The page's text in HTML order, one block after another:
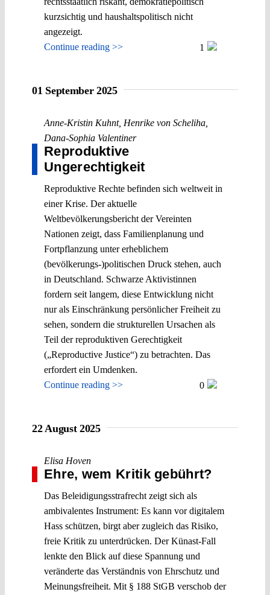
kurzsichtig und haushaltspolitisch nicht
angezeigt.
Continue reading >>
1
01 September 2025
Anne-Kristin Kuhnt, Henrike von Scheliha
Dana-Sophia Valentiner
Reproduktive
Ungerechtigkeit
Reproduktive Rechte befinden sich weltweit in
einer Krise. Der aktuelle
Weltbevölkerungsbericht der Vereinten
Nationen zeigt, dass Familienplanung und
Fortpflanzung unter erheblichem
(bevölkerungs-)politischen Druck stehen, auch
in Deutschland. Schwarze Aktivistinnen
fordern seit langem, diese Entwicklung nicht
nur als Einschränkung persönlicher Freiheit zu
sehen, sondern die strukturellen Ursachen als
Teil der reproduktiven Gerechtigkeit
(„Reproductive Justice“) zu betrachten. Das
erfordert ein Umdenken.
Continue reading >>
0
22 August 2025
Elisa Hoven
Ehre, wem Kritik gebührt?
Das Beleidigungsstrafrecht zeigt sich als
ambivalentes Instrument: Es kann vor digitalem
Hass schützen, birgt aber zugleich das Risiko,
freie Kritik zu unterdrücken. Der Künast-Fall
lenkte den Blick auf diese Spannung und
veränderte das Verständnis von Ehrschutz und
Meinungsfreiheit. Mit § 188 StGB verschob der